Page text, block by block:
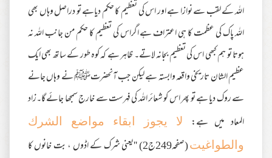
اللہ کے لقب سے نوازا ہے اور اس کی تعظیم کا حکم دیاہے تو دراصل وہاں بھی
اللہ پاک کی عظمت کا ہی اعتراف ہے اگراس کی تعظیم کا حکم من جانب اللہ نہ
ہوتا تو ہم کبھی اس کی تعظیم بجانہ لاتے۔ ظاہر ہے کہ کوہ طور کے ساتھ بھی ایک
عظیم الشان تاریخی واقعہ وابستہ ہے لیکن جب آنحضرتﷺ نے وہاں جانے
سے روک دیا ہے تو پھر اس کو شعائر اللہ کی فہرست سے خارج سمجھا جائے گا۔زاد
المعاد میں ہے: لا یجوز ابقاء مواضع الشرك
والطواغیت
(صفحہ249ج2) ''یعنی شرک کے اڈوں ، بت خانوں کا